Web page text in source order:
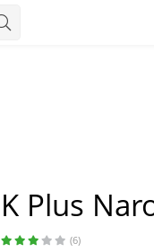
K Plus
(6)